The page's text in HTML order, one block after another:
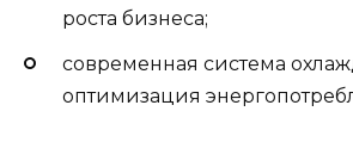
роста бизнеса;
современная система
оптимизация